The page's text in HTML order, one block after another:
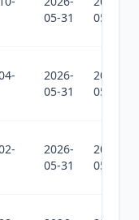
05-31
05-31
2026-
05-31
2026-
05-31
2026-
05-31
2026-
05-31